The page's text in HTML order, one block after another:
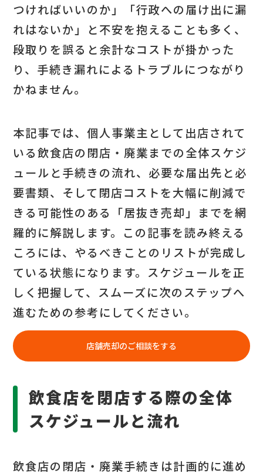
行政以外に必要な連絡・解約手
続き
金融機関への報告・リース品の
精算
通信）の解約
飲食店の閉店にかかる費用とコ
スト相場
閉店コストを大幅に削減する
「居抜き売却」という選択肢
店舗の閉店・居抜き売却なら
「店舗買取り.com」へご相談
つければいいのか」「行政への届け出に漏
れはないか」と不安を抱えることも多く、
段取りを誤ると余計なコストが掛かった
り、手続き漏れによるトラブルにつながり
かねません。
本記事では、個人事業主として出店されて
いる飲食店の閉店・廃業までの全体スケジ
ュールと手続きの流れ、必要な届出先と必
要書類、そして閉店コストを大幅に削減で
きる可能性のある「居抜き売却」までを網
羅的に解説します。この記事を読み終える
ころには、やるべきことのリストが完成し
ている状態になります。スケジュールを正
しく把握して、スムーズに次のステップへ
進むための参考にしてください。
店舗売却のご相談をする
飲食店を閉店する際の全体
スケジュールと流れ
飲食店の閉店・廃業手続きは計画的に進め